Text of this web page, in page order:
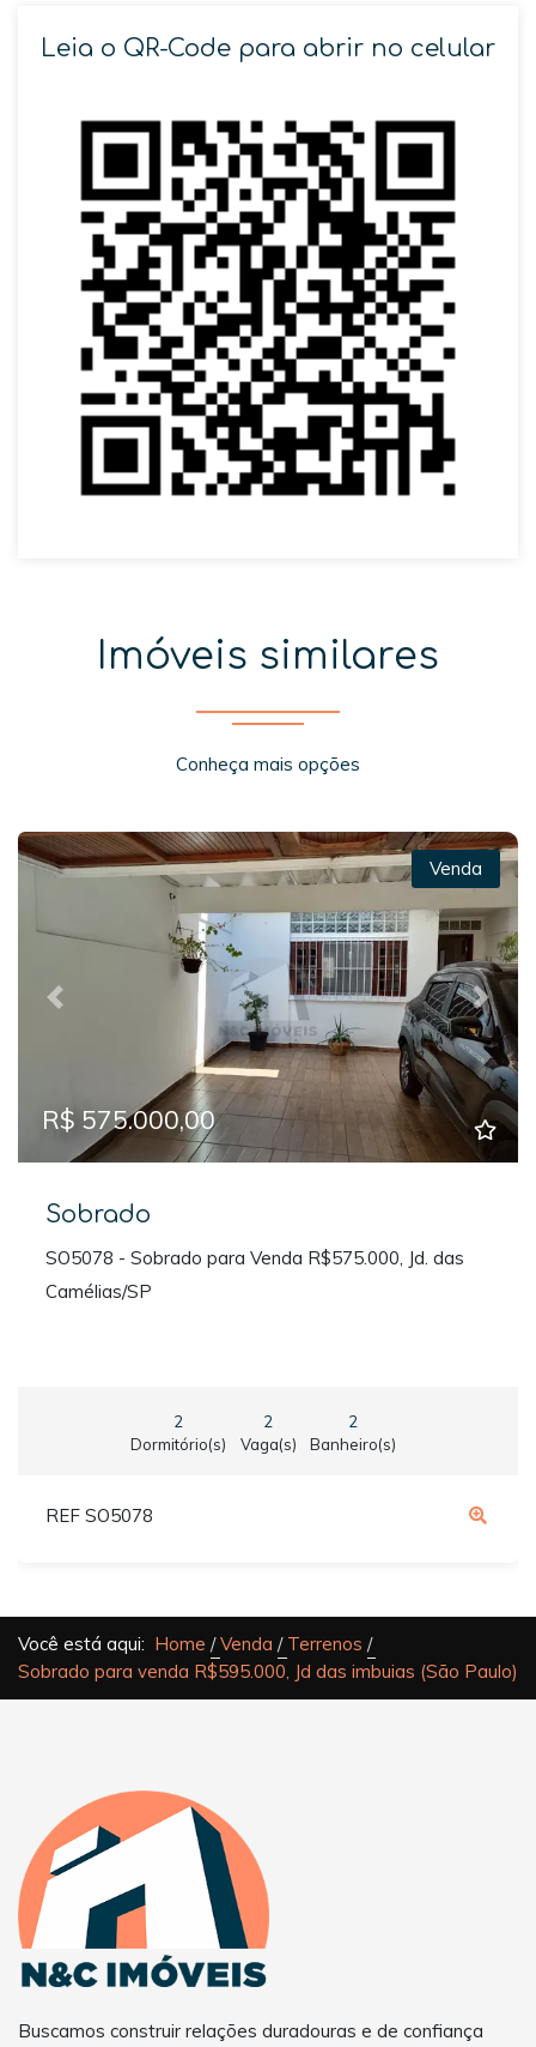
Leia o QR-Code para abrir no celular
Imóveis similares
Conheça mais opções
Previous Next
Venda
R$ 575.000,00
Sobrado
SO5078 - Sobrado para Venda R$575.000, Jd. das
Camélias/SP
2
Dormitório(s)
2
Vaga(s)
2
Banheiro(s)
REF SO5078
Você está aqui: Home Venda
Terrenos
Sobrado para venda R$595.000, Jd das imbuias (São Paulo)
Buscamos construir relações duradouras e de confiança